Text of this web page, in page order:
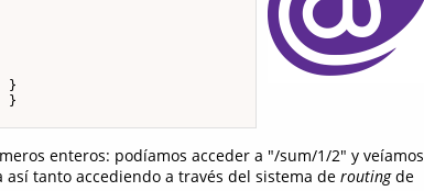
}
}
enteros: podíamos acceder a "/sum/1/2" y veíamos
tanto accediendo a través del sistema de routingde